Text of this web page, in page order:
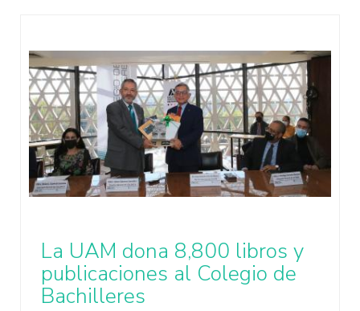
La UAM dona 8,800 libros y
publicaciones al Colegio de
Bachilleres